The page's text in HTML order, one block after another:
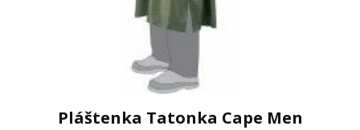
Pláštenka Tatonka Cape Men